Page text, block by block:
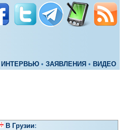
ИНТЕРВЬЮ • ЗАЯВЛЕНИЯ • ВИДЕО
В Грузии: